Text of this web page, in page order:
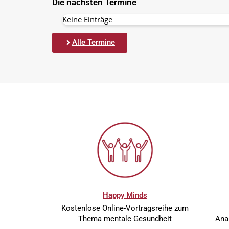
Keine Einträge
Alle Termine
Happy Minds
Kostenlose Online-Vortragsreihe zum
Thema mentale Gesundheit